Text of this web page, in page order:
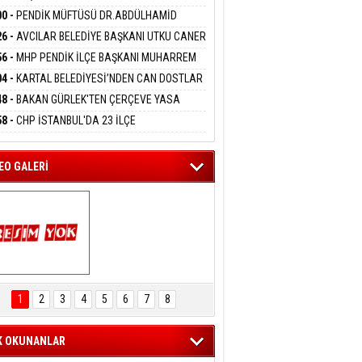
Kaynas
15 GÖZALTI
- PENDİK MÜFTÜSÜ DR.ABDÜLHAMİD
BASIN MENSUPLARINI AĞIRLADI
- AVCILAR BELEDİYE BAŞKANI UTKU CANER
HAKKINDA TAHLİYE KARARI
- MHP PENDİK İLÇE BAŞKANI MUHARREM
ORDULULAR DERNEĞİ HEYETİNİ
- KARTAL BELEDİYESİ’NDEN CAN DOSTLAR
DEV YATIRIM!
- BAKAN GÜRLEK'TEN ÇERÇEVE YASA
ÇİZGİMİZ ŞEHİT AİLELERİ
HASSASİYETİDİR''
- CHP İSTANBUL'DA 23 İLÇE
ATAMALAR GERÇEKLEŞTİ
GALERİ
ENGELSİZ
FESTİVALİ
KONSERİ
MEST
1 2 3 4 5 6 7 8
OKUNANLAR